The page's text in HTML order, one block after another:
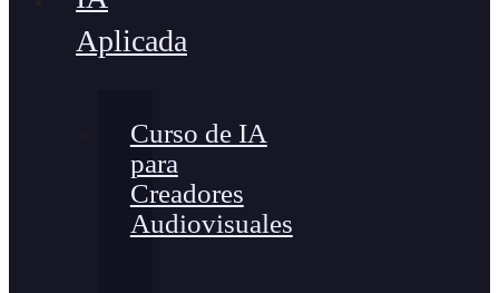
Aplicada
Curso de IA
para
Creadores
Audiovisuales